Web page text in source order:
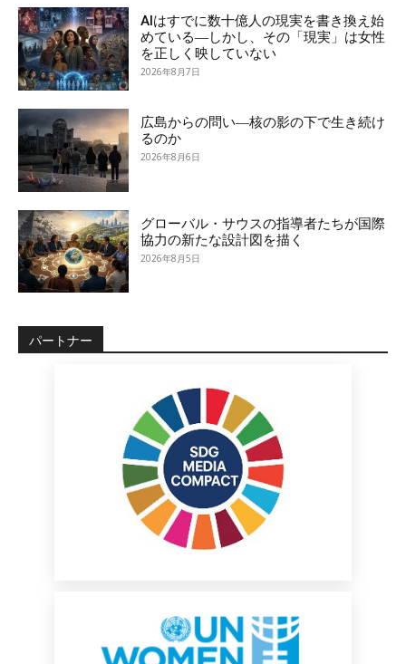
AIはすでに数十億人の現実を書き換え始
めている―しかし、その「現実」は女性
を正しく映していない
2026年8月7日
広島からの問い―核の影の下で生き続け
るのか
2026年8月6日
グローバル・サウスの指導者たちが国際
協力の新たな設計図を描く
2026年8月5日
パートナー